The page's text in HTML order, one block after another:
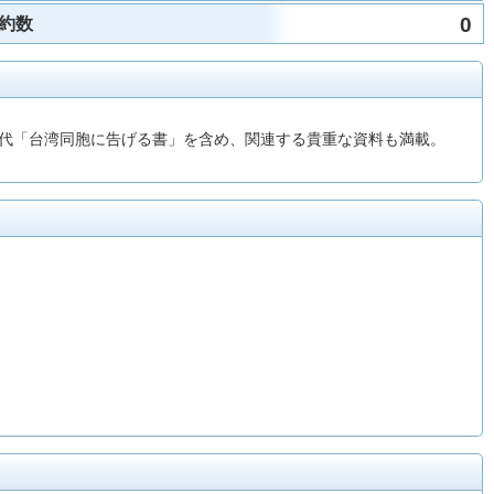
数 0
台湾同胞に告げる書」を含め、関連する貴重な資料も満載。